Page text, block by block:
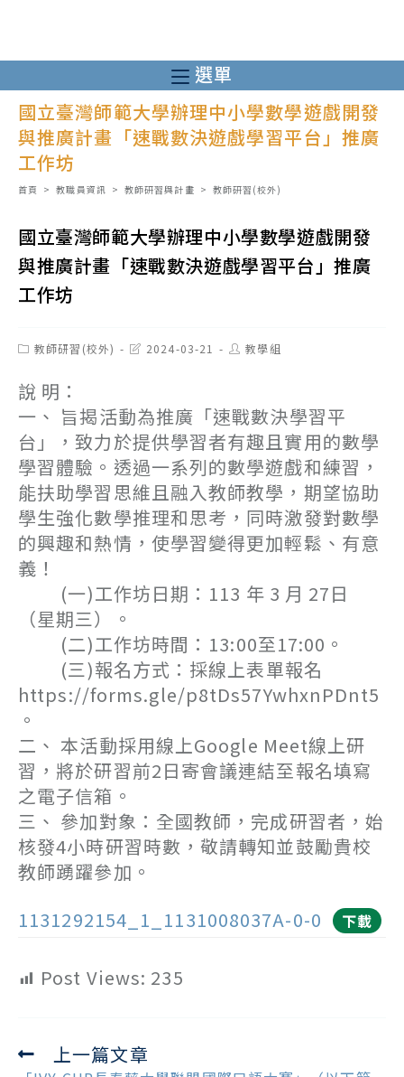
至
主
內
選單
國立臺灣師範大學辦理中小學數學遊戲開發
與推廣計畫「速戰數決遊戲學習平台」推廣
工作坊
首頁 > 教職員資訊 > 教師研習與計畫 > 教師研習(校外)
國立臺灣師範大學辦理中小學數學遊戲開發
與推廣計畫「速戰數決遊戲學習平台」推廣
工作坊
Post教師研習(校外)
Post2024-03-21
Post教學組
說 明：
一、 旨揭活動為推廣「速戰數決學習平
台」，致力於提供學習者有趣且實用的數學
學習體驗。透過一系列的數學遊戲和練習，
能扶助學習思維且融入教師教學，期望協助
學生強化數學推理和思考，同時激發對數學
的興趣和熱情，使學習變得更加輕鬆、有意
義！
(一)工作坊日期：113 年 3 月 27日
（星期三）。
(二)工作坊時間：13:00至17:00。
(三)報名方式：採線上表單報名
https://forms.gle/p8tDs57YwhxnPDnt5
。
二、 本活動採用線上Google Meet線上研
習，將於研習前2日寄會議連結至報名填寫
之電子信箱。
三、 參加對象：全國教師，完成研習者，始
核發4小時研習時數，敬請轉知並鼓勵貴校
教師踴躍參加。
1131292154_1_1131008037A-0-0
下載
Post Views: 235
Read上一篇文章